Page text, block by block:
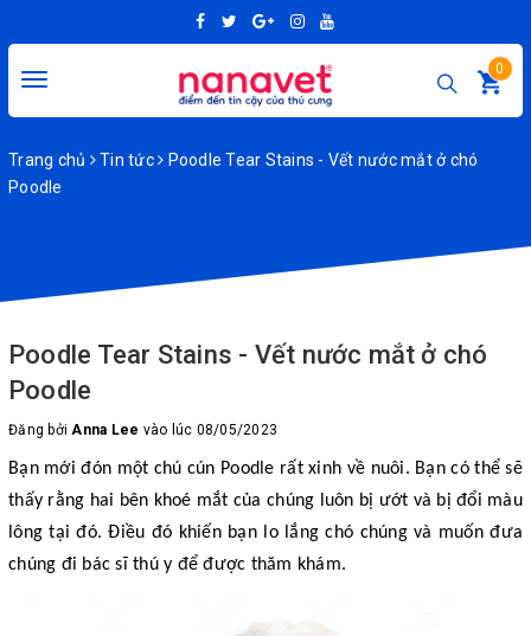
Toggle
0
Trang chủ Tin tức
Poodle Tear Stains - Vết nước mắt ở chó
Poodle
Poodle Tear Stains - Vết nước mắt ở chó
Poodle
Đăng bởiAnna Lee vào lúc 08/05/2023
Bạn mới đón một chú cún Poodle rất xinh về nuôi. Bạn có thể sẽ
thấy rằng hai bên khoé mắt của chúng luôn bị ướt và bị đổi màu
lông tại đó. Điều đó khiến bạn lo lắng chó chúng và muốn đưa
chúng đi bác sĩ thú y để được thăm khám.